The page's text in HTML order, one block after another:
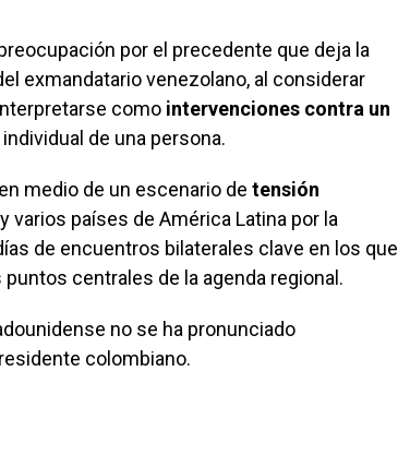
por el precedente que deja la
exmandatario venezolano, al considerar
como intervenciones contra un
de una persona.
medio de un escenario de tensión
varios países de América Latina por la
de encuentros bilaterales clave en los que
centrales de la agenda regional.
no se ha pronunciado
colombiano.